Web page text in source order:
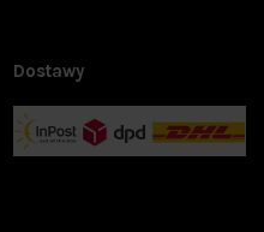
Dostawy